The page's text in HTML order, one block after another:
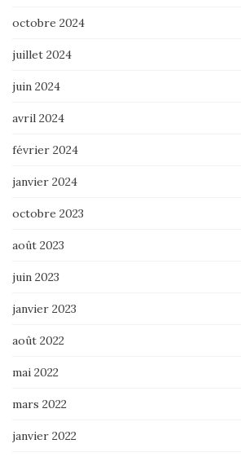
octobre 2024
juillet 2024
juin 2024
avril 2024
février 2024
janvier 2024
octobre 2023
août 2023
juin 2023
janvier 2023
août 2022
mai 2022
mars 2022
janvier 2022